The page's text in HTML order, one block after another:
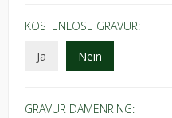
KOSTENLOSE GRAVUR:
Ja
Nein
GRAVUR DAMENRING: